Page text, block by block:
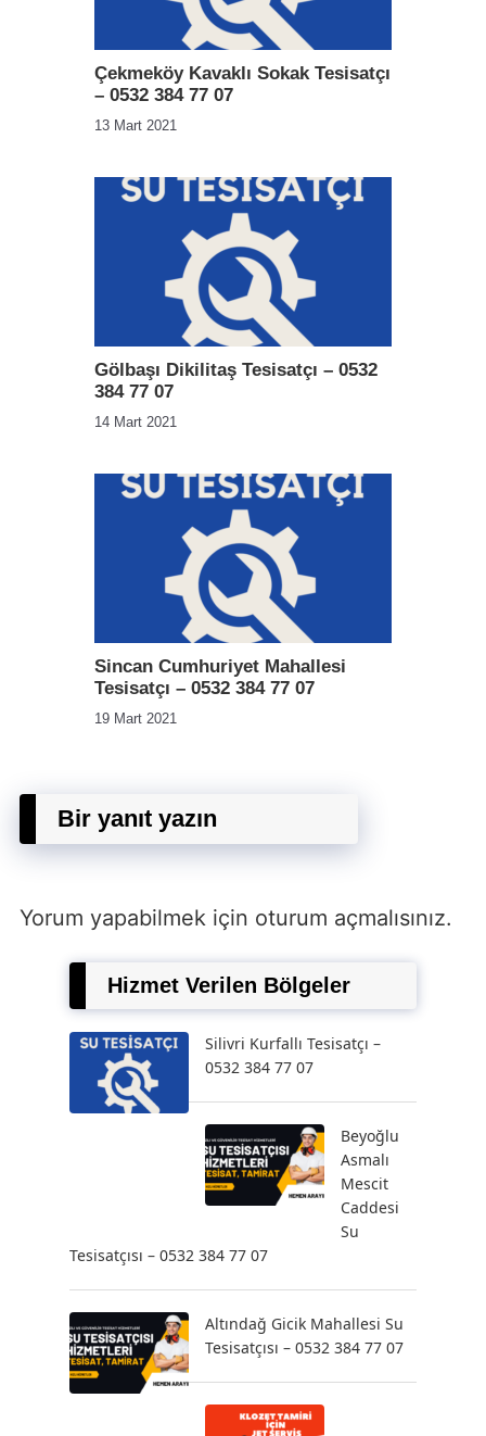
Çekmeköy Kavaklı Sokak Tesisatçı
– 0532 384 77 07
13 Mart 2021
Gölbaşı Dikilitaş Tesisatçı – 0532
384 77 07
14 Mart 2021
Sincan Cumhuriyet Mahallesi
Tesisatçı – 0532 384 77 07
19 Mart 2021
Bir yanıt yazın
Yorum yapabilmek için oturum açmalısınız.
Hizmet Verilen Bölgeler
Silivri Kurfallı Tesisatçı –
0532 384 77 07
Beyoğlu
Asmalı
Mescit
Caddesi
Su
Tesisatçısı – 0532 384 77 07
Altındağ Gicik Mahallesi Su
Tesisatçısı – 0532 384 77 07